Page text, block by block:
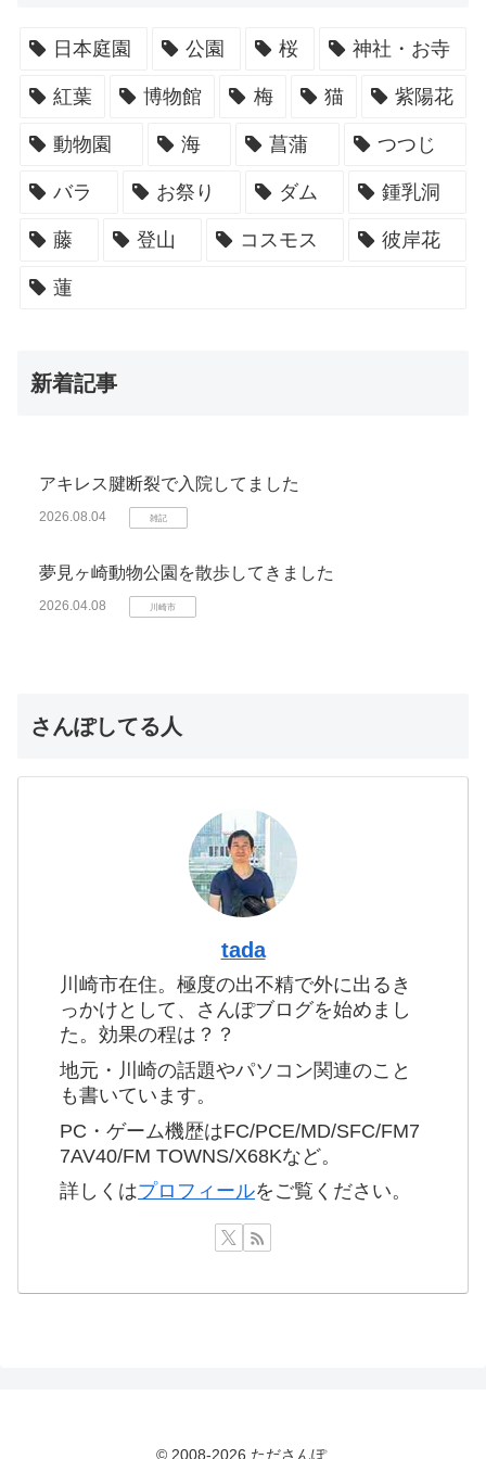
日本庭園 公園 桜 神社・お寺
紅葉 博物館 梅 猫 紫陽花
動物園 海 菖蒲 つつじ
バラ お祭り ダム 鍾乳洞
藤 登山 コスモス 彼岸花
蓮
新着記事
アキレス腱断裂で入院してました
2026.08.04 雑記
夢見ヶ崎動物公園を散歩してきました
2026.04.08 川崎市
さんぽしてる人
tada
川崎市在住。極度の出不精で外に出るき
っかけとして、さんぽブログを始めまし
た。効果の程は？？
地元・川崎の話題やパソコン関連のこと
も書いています。
PC・ゲーム機歴はFC/PCE/MD/SFC/FM7
7AV40/FM TOWNS/X68Kなど。
詳しくはプロフィールをご覧ください。
© 2008-2026 たださんぽ.